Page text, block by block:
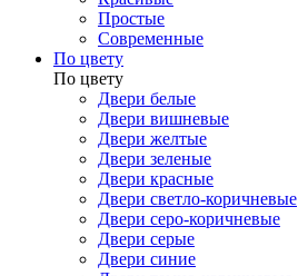
Простые
Современные
По цвету
По цвету
Двери белые
Двери вишневые
Двери желтые
Двери зеленые
Двери красные
Двери светло-коричневые
Двери серо-коричневые
Двери серые
Двери синие